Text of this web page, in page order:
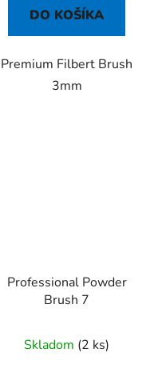
DO KOŠÍKA
Premium Filbert Brush
3mm
Professional Powder
Brush 7
Skladom (2 ks)